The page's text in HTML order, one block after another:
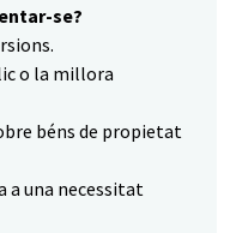
se?
o la millora
béns de propietat
a una necessitat